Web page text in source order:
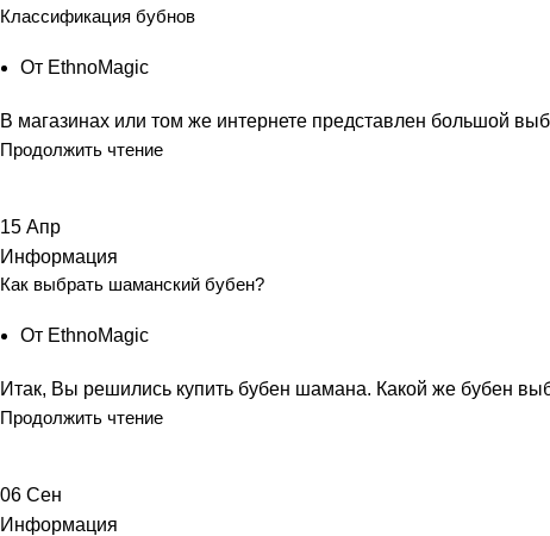
Классификация бубнов
От EthnoMagic
В магазинах или том же интернете представлен большой
Продолжить чтение
15 Апр
Информация
Как выбрать шаманский бубен?
От EthnoMagic
Итак, Вы решились купить бубен шамана. Какой же бубен
Продолжить чтение
06 Сен
Информация